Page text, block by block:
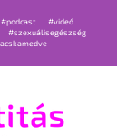
#podcast
#videó
#szexuálisegészség